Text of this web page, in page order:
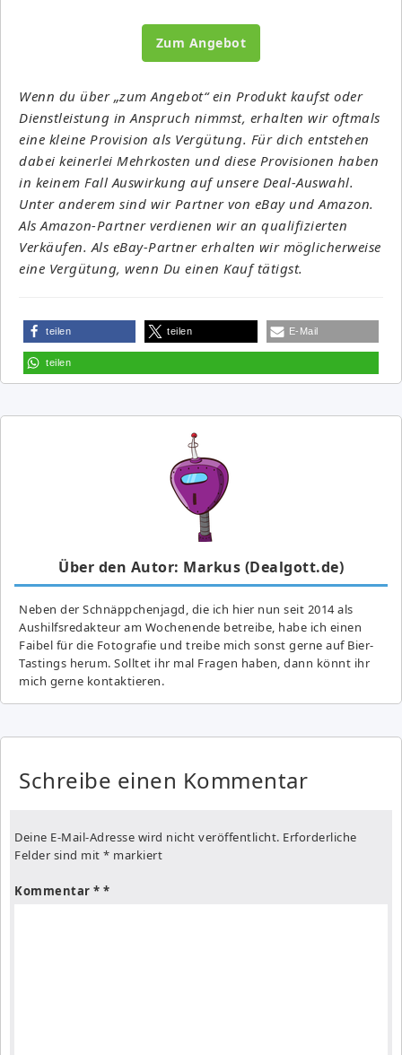
Zum Angebot
Wenn du über „zum Angebot“ ein Produkt kaufst oder
Dienstleistung in Anspruch nimmst, erhalten wir oftmals
eine kleine Provision als Vergütung. Für dich entstehen
dabei keinerlei Mehrkosten und diese Provisionen haben
in keinem Fall Auswirkung auf unsere Deal-Auswahl.
Unter anderem sind wir Partner von eBay und Amazon.
Als Amazon-Partner verdienen wir an qualifizierten
Verkäufen. Als eBay-Partner erhalten wir möglicherweise
eine Vergütung, wenn Du einen Kauf tätigst.
teilen teilen E-Mail
teilen
Über den Autor: Markus (Dealgott.de)
Neben der Schnäppchenjagd, die ich hier nun seit 2014 als
Aushilfsredakteur am Wochenende betreibe, habe ich einen
Faibel für die Fotografie und treibe mich sonst gerne auf Bier-
Tastings herum. Solltet ihr mal Fragen haben, dann könnt ihr
mich gerne kontaktieren.
Schreibe einen Kommentar
Deine E-Mail-Adresse wird nicht veröffentlicht. Erforderliche
Felder sind mit * markiert
Kommentar *